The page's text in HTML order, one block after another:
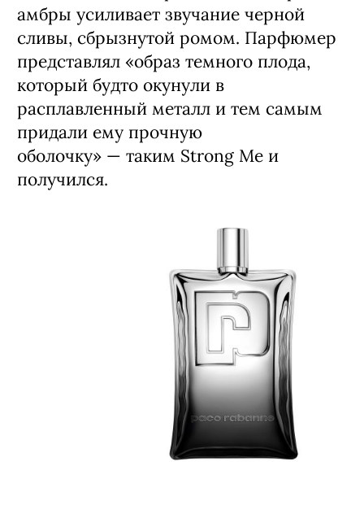
амбры усиливает звучание черной
сливы, сбрызнутой ромом. Парфюмер
представлял «образ темного плода,
который будто окунули в
расплавленный металл и тем самым
придали ему прочную
оболочку» — таким Strong Me и
получился.